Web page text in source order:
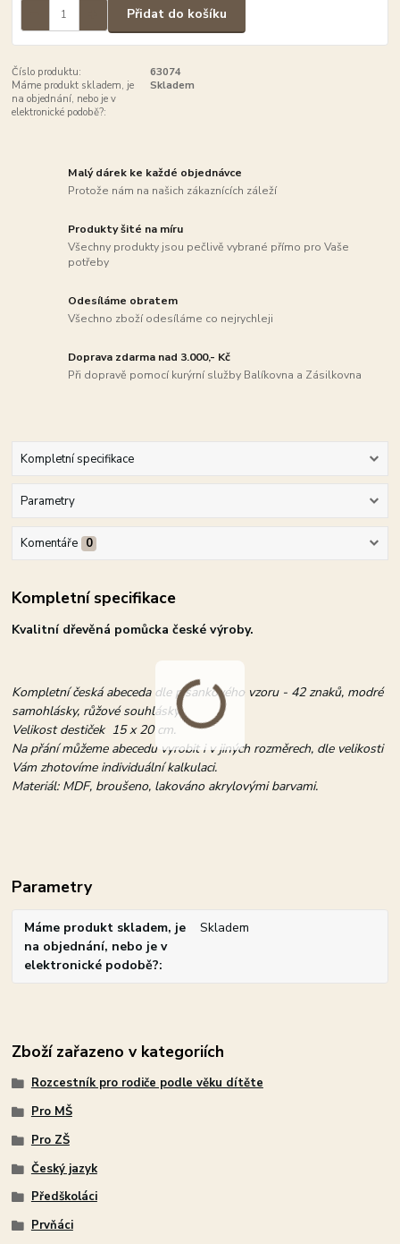
Přidat do košíku
Číslo produktu:
63074
Máme produkt skladem, je
na objednání, nebo je v
elektronické podobě?:
Skladem
Malý dárek ke každé objednávce
Protože nám na našich zákaznících záleží
Produkty šité na míru
Všechny produkty jsou pečlivě vybrané přímo pro Vaše
potřeby
Odesíláme obratem
Všechno zboží odesíláme co nejrychleji
Doprava zdarma nad 3.000,- Kč
Při dopravě pomocí kurýrní služby Balíkovna a Zásilkovna
Kompletní specifikace
Parametry
Komentáře 0
Kompletní specifikace
Kvalitní dřevěná pomůcka české výroby.
Kompletní česká abeceda dle písankového vzoru - 42 znaků, modré
samohlásky, růžové souhlásky.
Velikost destiček 15 x 20 cm.
Na přání můžeme abecedu vyrobit i v jiných rozměrech, dle velikosti
Vám zhotovíme individuální kalkulaci.
Materiál: MDF, broušeno, lakováno akrylovými barvami.
Parametry
Máme produkt skladem, je
na objednání, nebo je v
elektronické podobě?
Skladem
Zboží zařazeno v kategoriích
Rozcestník pro rodiče podle věku dítěte
Pro MŠ
Pro ZŠ
Český jazyk
Předškoláci
Prvňáci